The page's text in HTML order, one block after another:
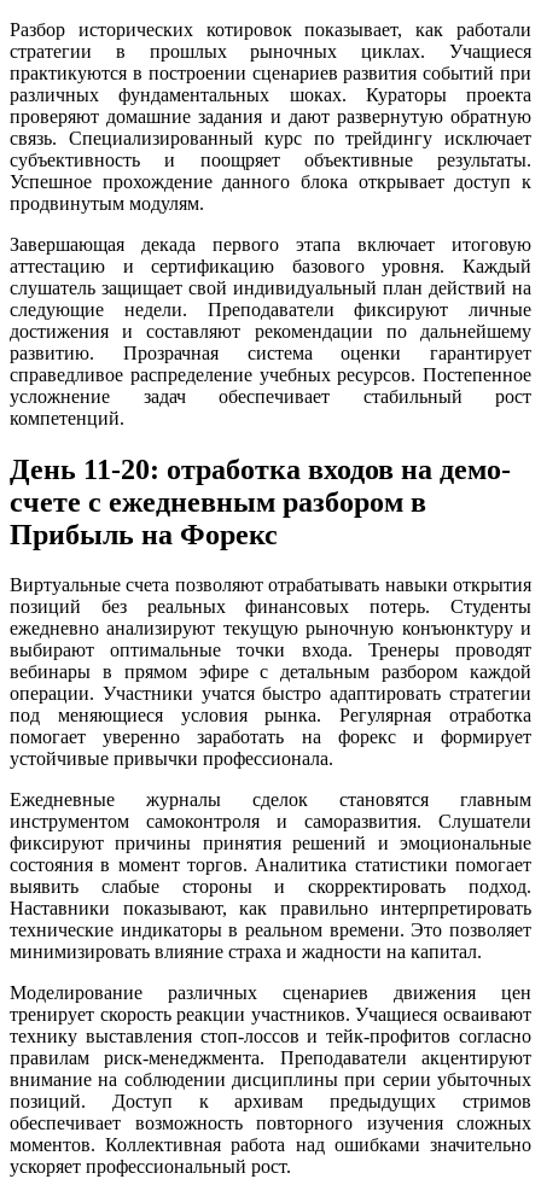
Разбор исторических котировок показывает, как работали
стратегии в прошлых рыночных циклах. Учащиеся
практикуются в построении сценариев развития событий при
различных фундаментальных шоках. Кураторы проекта
проверяют домашние задания и дают развернутую обратную
связь. Специализированный курс по трейдингу исключает
субъективность и поощряет объективные результаты.
Успешное прохождение данного блока открывает доступ к
продвинутым модулям.
Завершающая декада первого этапа включает итоговую
аттестацию и сертификацию базового уровня. Каждый
слушатель защищает свой индивидуальный план действий на
следующие недели. Преподаватели фиксируют личные
достижения и составляют рекомендации по дальнейшему
развитию. Прозрачная система оценки гарантирует
справедливое распределение учебных ресурсов. Постепенное
усложнение задач обеспечивает стабильный рост
компетенций.
День 11-20: отработка входов на демо-
счете с ежедневным разбором в
Прибыль на Форекс
Виртуальные счета позволяют отрабатывать навыки открытия
позиций без реальных финансовых потерь. Студенты
ежедневно анализируют текущую рыночную конъюнктуру и
выбирают оптимальные точки входа. Тренеры проводят
вебинары в прямом эфире с детальным разбором каждой
операции. Участники учатся быстро адаптировать стратегии
под меняющиеся условия рынка. Регулярная отработка
помогает уверенно заработать на форекс и формирует
устойчивые привычки профессионала.
Ежедневные журналы сделок становятся главным
инструментом самоконтроля и саморазвития. Слушатели
фиксируют причины принятия решений и эмоциональные
состояния в момент торгов. Аналитика статистики помогает
выявить слабые стороны и скорректировать подход.
Наставники показывают, как правильно интерпретировать
технические индикаторы в реальном времени. Это позволяет
минимизировать влияние страха и жадности на капитал.
Моделирование различных сценариев движения цен
тренирует скорость реакции участников. Учащиеся осваивают
технику выставления стоп-лоссов и тейк-профитов согласно
правилам риск-менеджмента. Преподаватели акцентируют
внимание на соблюдении дисциплины при серии убыточных
позиций. Доступ к архивам предыдущих стримов
обеспечивает возможность повторного изучения сложных
моментов. Коллективная работа над ошибками значительно
ускоряет профессиональный рост.